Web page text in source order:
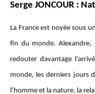
Serge JONCOUR :
La France est noyée sous
fin du monde. Alexandre,
redouter davantage
monde, les derniers jours
l’homme et la nature, la